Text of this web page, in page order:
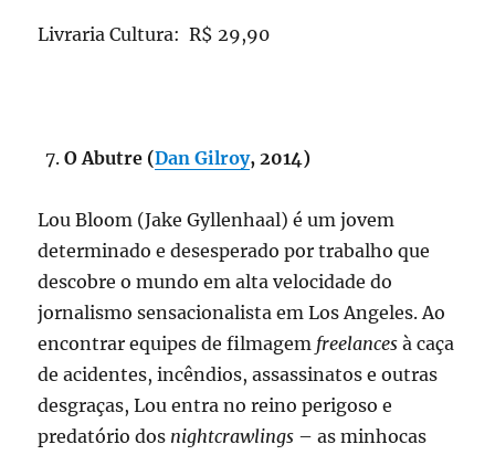
Livraria Cultura: R$ 29,90
O Abutre (Dan Gilroy, 2014)
Lou Bloom (Jake Gyllenhaal) é um jovem
determinado e desesperado por trabalho que
descobre o mundo em alta velocidade do
jornalismo sensacionalista em Los Angeles. Ao
encontrar equipes de filmagem freelances à caça
de acidentes, incêndios, assassinatos e outras
desgraças, Lou entra no reino perigoso e
predatório dos nightcrawlings – as minhocas